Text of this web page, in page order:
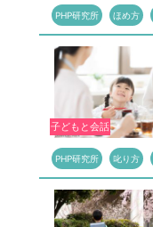
PHP研究所 ほめ方
子どもと会話
PHP研究所 叱り方